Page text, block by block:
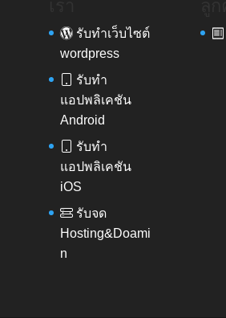
รับทำเว็บไซต์
wordpress
รับทำ
แอปพลิเคชัน
Android
รับทำ
แอปพลิเคชัน
iOS
รับจด
Hosting&Doami
n